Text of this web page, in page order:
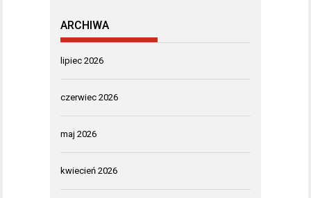
ARCHIWA
lipiec 2026
czerwiec 2026
maj 2026
kwiecień 2026